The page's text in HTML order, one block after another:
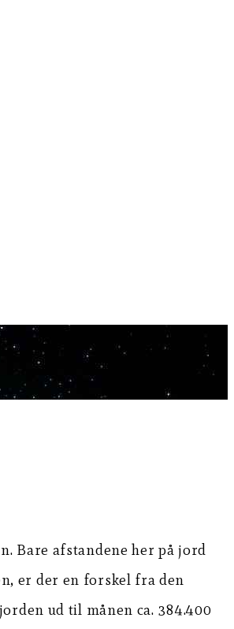
Bare afstandene her på jord
er der en forskel fra den
ud til månen ca. 384.400